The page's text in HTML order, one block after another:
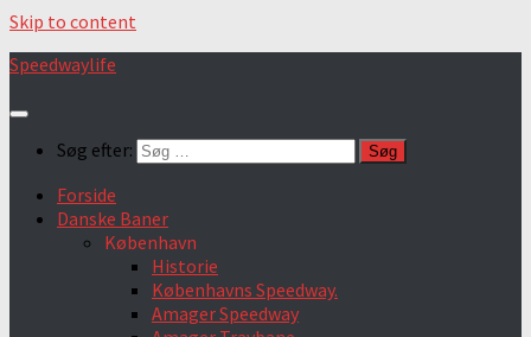
Skip to content
Speedwaylife
Søg efter:
Forside
Danske Baner
København
Historie
Københavns Speedway.
Amager Speedway